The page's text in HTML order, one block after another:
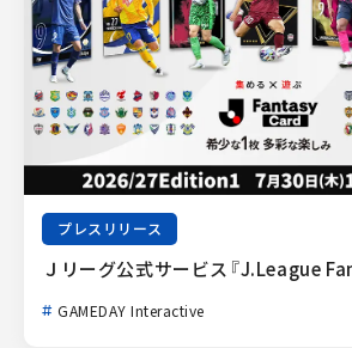
プレスリリース
Ｊリーグ公式サービス『J.League
GAMEDAY Interactive